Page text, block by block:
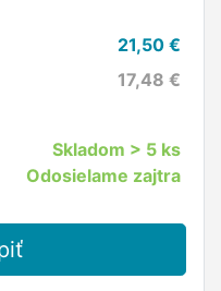
21,50 €
17,48 €
Skladom > 5 ks
Odosielame zajtra